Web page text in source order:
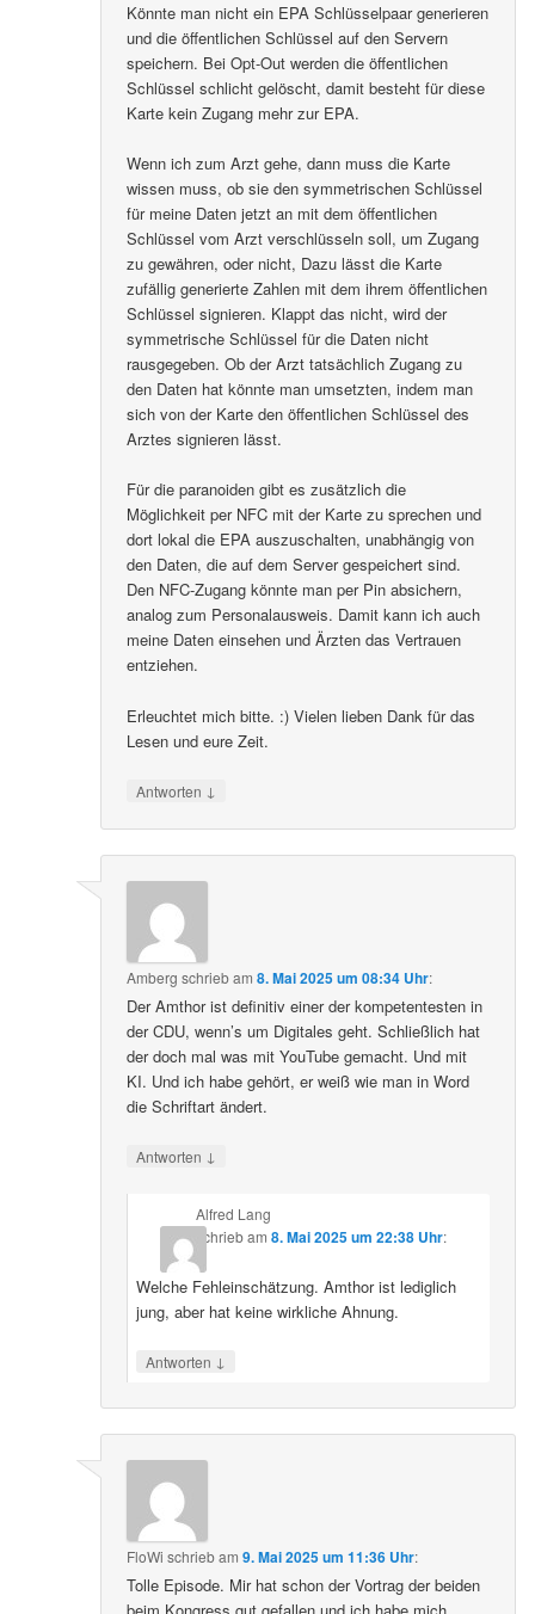
Könnte man nicht ein EPA Schlüsselpaar generieren
und die öffentlichen Schlüssel auf den Servern
speichern. Bei Opt-Out werden die öffentlichen
Schlüssel schlicht gelöscht, damit besteht für diese
Karte kein Zugang mehr zur EPA.
Wenn ich zum Arzt gehe, dann muss die Karte
wissen muss, ob sie den symmetrischen Schlüssel
für meine Daten jetzt an mit dem öffentlichen
Schlüssel vom Arzt verschlüsseln soll, um Zugang
zu gewähren, oder nicht, Dazu lässt die Karte
zufällig generierte Zahlen mit dem ihrem öffentlichen
Schlüssel signieren. Klappt das nicht, wird der
symmetrische Schlüssel für die Daten nicht
rausgegeben. Ob der Arzt tatsächlich Zugang zu
den Daten hat könnte man umsetzten, indem man
sich von der Karte den öffentlichen Schlüssel des
Arztes signieren lässt.
Für die paranoiden gibt es zusätzlich die
Möglichkeit per NFC mit der Karte zu sprechen und
dort lokal die EPA auszuschalten, unabhängig von
den Daten, die auf dem Server gespeichert sind.
Den NFC-Zugang könnte man per Pin absichern,
analog zum Personalausweis. Damit kann ich auch
meine Daten einsehen und Ärzten das Vertrauen
entziehen.
Erleuchtet mich bitte. :) Vielen lieben Dank für das
Lesen und eure Zeit.
Antworten ↓
Amberg schriebam8. Mai 2025 um 08:34 Uhr:
Der Amthor ist definitiv einer der kompetentesten in
der CDU, wenn’s um Digitales geht. Schließlich hat
der doch mal was mit YouTube gemacht. Und mit
KI. Und ich habe gehört, er weiß wie man in Word
die Schriftart ändert.
Antworten ↓
Alfred Lang
schriebam 8. Mai 2025 um 22:38 Uhr:
Welche Fehleinschätzung. Amthor ist lediglich
jung, aber hat keine wirkliche Ahnung.
Antworten ↓
FloWi schriebam9. Mai 2025 um 11:36 Uhr:
Tolle Episode. Mir hat schon der Vortrag der beiden